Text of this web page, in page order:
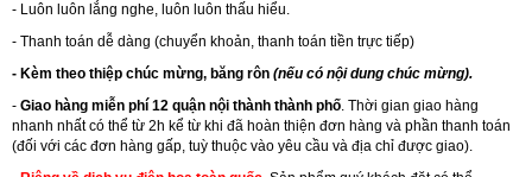
- Luôn luôn lắng nghe, luôn luôn thấu hiểu.
- Thanh toán dễ dàng (chuyển khoản, thanh toán tiền trực tiếp)
- Kèm theo thiệp chúc mừng, băng rôn (nếu có nội dung chúc mừng).
- Giao hàng miễn phí 12 quận nội thành thành phố. Thời gian giao hàng
nhanh nhất có thể từ 2h kể từ khi đã hoàn thiện đơn hàng và phần thanh toán
(đối với các đơn hàng gấp, tuỳ thuộc vào yêu cầu và địa chỉ được giao).